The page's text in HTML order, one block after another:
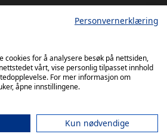
Personvernerklæring
cookies for å analysere besøk på nettsiden,
vårt, vise personlig tilpasset innhold
For mer informasjon om
åpne innstillingene.
Kun nødvendige